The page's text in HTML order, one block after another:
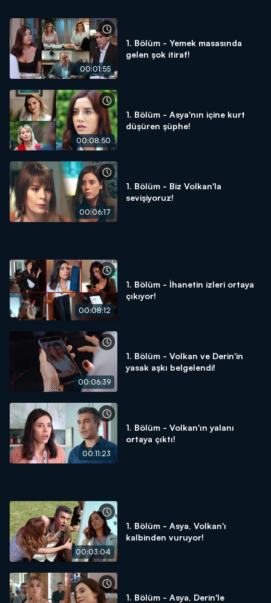
00:01:55
1. Bölüm - Yemek masasında
gelen şok itiraf!
00:08:50
1. Bölüm - Asya'nın içine kurt
düşüren şüphe!
00:06:17
1. Bölüm - Biz Volkan'la
sevişiyoruz!
00:08:12
1. Bölüm - İhanetin izleri ortaya
çıkıyor!
00:06:39
1. Bölüm - Volkan ve Derin'in
yasak aşkı belgelendi!
00:11:23
1. Bölüm - Volkan'ın yalanı
ortaya çıktı!
00:03:04
1. Bölüm - Asya, Volkan'ı
kalbinden vuruyor!
1. Bölüm - Asya, Derin'le